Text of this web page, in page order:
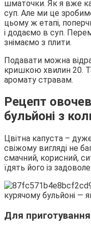
шматочки. Як я вже
суп. Але ми це
цьому ж етапі,
і додаємо в суп.
знімаємо з плити.
Подавати можна
кришкою хвилин 20.
аромату стравам.
Рецепт
бульйоні з
Цвітна капуста –
свіжому вигляді не
смачний, корисний,
їдять його із
Для